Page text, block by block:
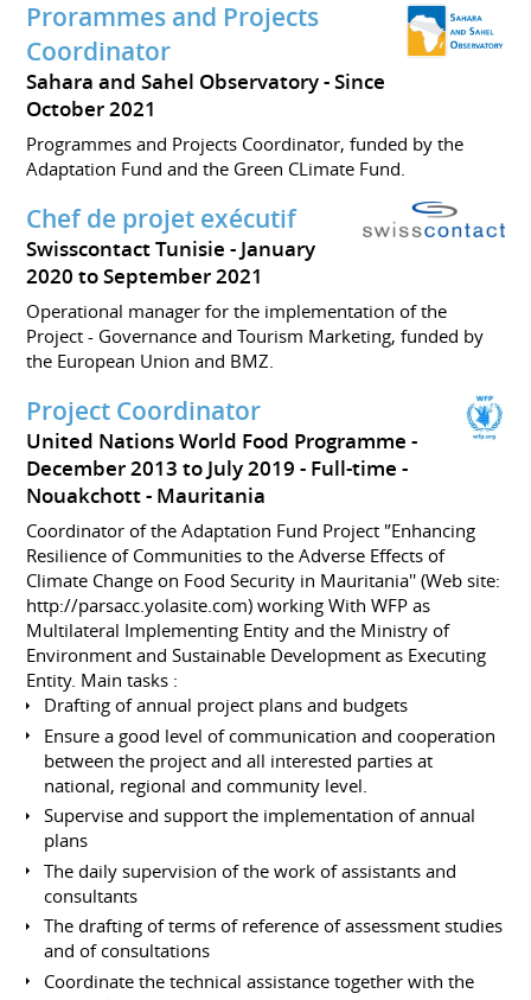
Prorammes and Projects
Coordinator
Sahara and Sahel Observatory
Since
October 2021
Programmes and Projects Coordinator, funded by the
Adaptation Fund and the Green CLimate Fund.
Chef de projet exécutif
Swisscontact Tunisie
January
2020 to September 2021
Operational manager for the implementation of the
Project - Governance and Tourism Marketing, funded by
the European Union and BMZ.
Project Coordinator
United Nations World Food Programme
December 2013 to July 2019 Full-time
Nouakchott
Mauritania
Coordinator of the Adaptation Fund Project '’Enhancing
Resilience of Communities to the Adverse Effects of
Climate Change on Food Security in Mauritania'' (Web site:
http://parsacc.yolasite.com) working With WFP as
Multilateral Implementing Entity and the Ministry of
Environment and Sustainable Development as Executing
Entity. Main tasks :
Drafting of annual project plans and budgets
Ensure a good level of communication and cooperation
between the project and all interested parties at
national, regional and community level.
Supervise and support the implementation of annual
plans
The daily supervision of the work of assistants and
consultants
The drafting of terms of reference of assessment studies
and of consultations
Coordinate the technical assistance together with the